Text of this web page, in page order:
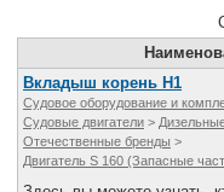
Выставки и
Личности
Словарь
Вкладыш корень Н1
Судовое оборудование и
Судовые двигатели >
Отечественные бренды >
Двигатель S 160 (Запасные